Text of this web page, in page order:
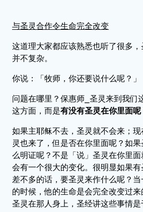
与圣灵合作令生命完全改变
这道理大家都应该熟悉也听了很多
并不复杂。
你说：「牧师，你还要说什么呢？」
问题在哪里？保惠师⎯圣灵来到我们
这方面，而是有没有圣灵在你里面呢
如果主耶稣不去，圣灵就不会来；
灵也来了，但是否在你里面呢？如
么明证呢？不是「说」圣灵在你里
会有一个很大的变化。很明显如果
差不多的话，要圣灵来作什么呢？
的时候，他的生命是会完全改变过
圣灵在那人身上，圣经讲这些事情是